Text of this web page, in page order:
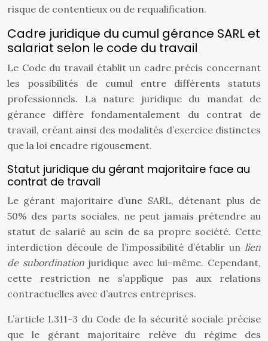
risque de contentieux ou de requalification.
Cadre juridique du cumul gérance SARL et
salariat selon le code du travail
Le Code du travail établit un cadre précis concernant
les possibilités de cumul entre différents statuts
professionnels. La nature juridique du mandat de
gérance diffère fondamentalement du contrat de
travail, créant ainsi des modalités d’exercice distinctes
que la loi encadre rigousement.
Statut juridique du gérant majoritaire face au
contrat de travail
Le gérant majoritaire d’une SARL, détenant plus de
50% des parts sociales, ne peut jamais prétendre au
statut de salarié au sein de sa propre société. Cette
interdiction découle de l’impossibilité d’établir un lien
de subordination juridique avec lui-même. Cependant,
cette restriction ne s’applique pas aux relations
contractuelles avec d’autres entreprises.
L’article L311-3 du Code de la sécurité sociale précise
que le gérant majoritaire relève du régime des